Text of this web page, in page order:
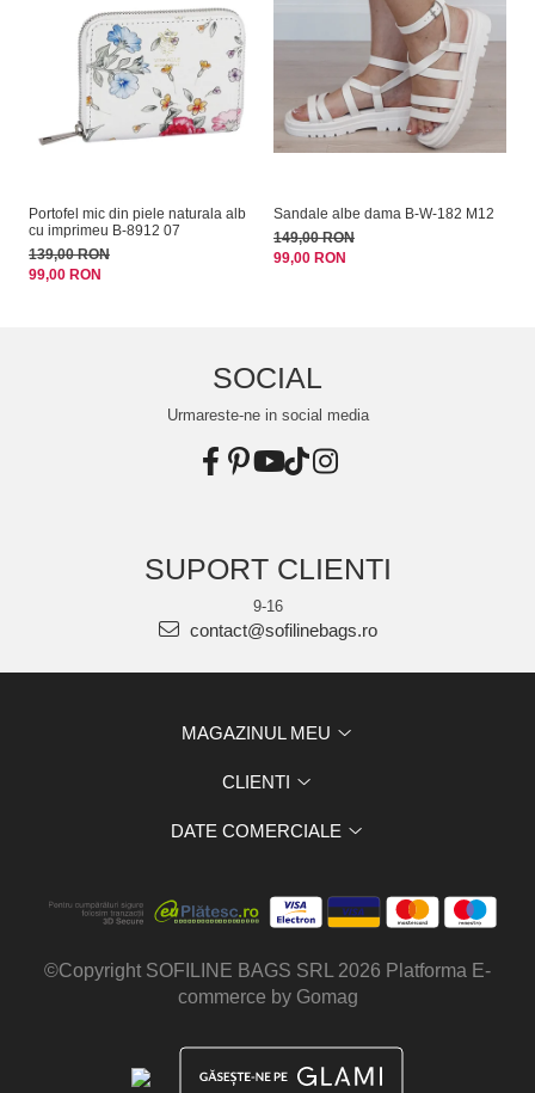
Portofel mic din piele naturala alb
cu imprimeu B-8912 07
139,00 RON
99,00 RON
Sandale albe dama B-W-182 M12
149,00 RON
99,00 RON
SOCIAL
Urmareste-ne in social media
SUPORT CLIENTI
9-16
contact@sofilinebags.ro
MAGAZINUL MEU
CLIENTI
DATE COMERCIALE
©Copyright SOFILINE BAGS SRL 2026 Platforma E-
commerce by Gomag